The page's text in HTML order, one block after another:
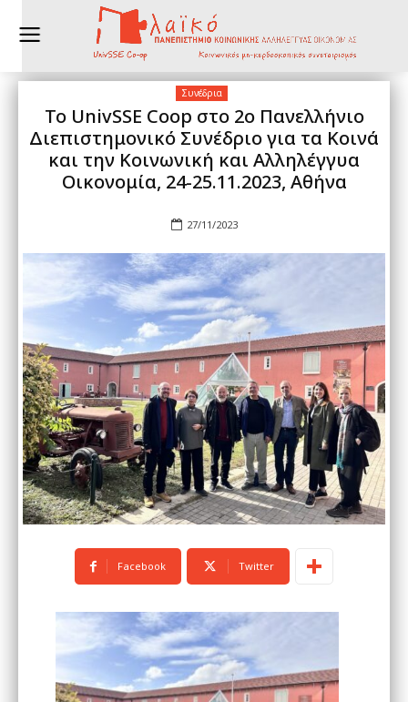
Συνέδρια
Το UnivSSE Coop στο 2ο Πανελλήνιο
Διεπιστημονικό Συνέδριο για τα Κοινά
και την Κοινωνική και Αλληλέγγυα
Οικονομία, 24-25.11.2023, Αθήνα
27/11/2023
Facebook Twitter